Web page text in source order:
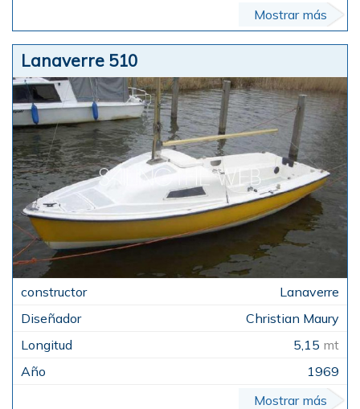
Mostrar más
Lanaverre 510
Lanaverre
Christian Maury
5,15 mt
1969
Mostrar más